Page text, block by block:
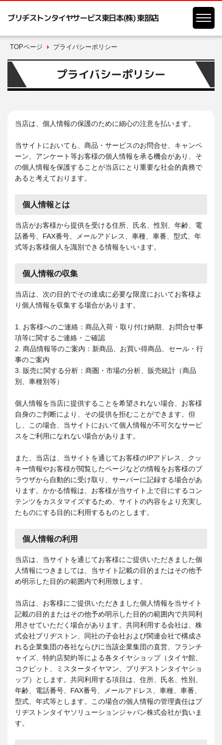
ブリヂストンタイヤサービス東日本(株) 東部店
TOPページ プライバシーポリシー
プライバシーポリシー
当店は、個人情報の保護のために細心の注意を払います。
当サイトにおいても、商品・サービスのお問合せ、キャンペ
ーン、アンケート等お客様の個人情報を承る機会があり、そ
の個人情報を保護することが当店にとり重要な社会的責務で
あると考えております。
個人情報とは
当店がお客様から提供を受ける住所、氏名、性別、年齢、電
話番号、FAX番号、メールアドレス、車種、車番、型式、年
式等お客様個人を識別できる情報をいいます。
個人情報の収集
当店は、次の目的でその達成に必要な限度においてお客様よ
り個人情報を収集する場合があります。
1. お客様へのご連絡：商品入荷・取り付け納期、お問合せ事
項等に関するご連絡・ご確認
2. 商品情報等のご案内：新商品、お買い得商品、セール・行
事のご案内
3. 販売に関する分析：商圏・市場の分析、販売統計（商品
別、車種別等）
個人情報を当店に提供することを希望されない場合、お客様
自身のご判断により、その提供を拒むことができます。但
し、この場合、当サイトにおいて個人情報が不可欠なサービ
スをご利用になれない場合があります。
また、当店は、当サイトを通じてお客様のIPアドレス、クッ
キー情報やお客様が閲覧したページなどの情報をお客様のブ
ラウザから自動的に受け取り、サーバーに記録する場合があ
ります。かかる情報は、お客様が当サイト上で目にするコン
テンツをカスタマイズするため、サイトの内容をより充実し
たものにする目的に利用するものとします。
個人情報の利用
当店は、当サイトを通じてお客様にご提供いただきました個
人情報につきましては、当サイト記載の目的またはその他予
め明示した目的の範囲内で利用致します。
当店は、お客様にご提供いただきました個人情報を当サイト
記載の目的またはその他予め明示した目的の範囲内で共同利
用させていただく場合があります。共同利用する会社は、株
式会社ブリヂストン、同社の子会社および関連会社で構成さ
れる企業集団の各社ならびに当該企業集団の直営、フランチ
ャイズ、特約店契約等による各タイヤショップ（タイヤ館、
コクピット、ミスタータイヤマン、ブリヂストンタイヤショ
ップ）とします。共同利用する項目は、住所、氏名、性別、
年齢、電話番号、FAX番号、メールアドレス、車種、車番、
型式、年式等とします。この場合の個人情報の管理責任はブ
リヂストンタイヤソリューションジャパン株式会社が負いま
す。